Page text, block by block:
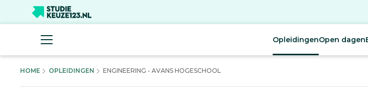
OpleidingenOpen dagen
HOME OPLEIDINGEN ENGINEERING - AVANS HOGESCHOOL